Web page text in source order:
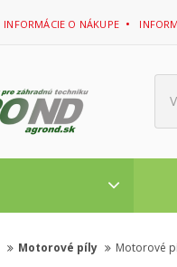
INFORMÁCIE O NÁKUPE
Motorové píly Motorové